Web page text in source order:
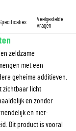
Veelgestelde
vragen
zeldzame
met een
geheime additieven.
zichtbaar licht
en zonder
en niet-
Dit product is vooral